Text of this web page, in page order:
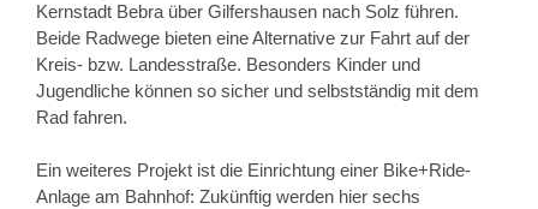
Kernstadt Bebra über Gilfershausen nach Solz führen.
Beide Radwege bieten eine Alternative zur Fahrt auf der
Kreis- bzw. Landesstraße. Besonders Kinder und
Jugendliche können so sicher und selbstständig mit dem
Rad fahren.
Ein weiteres Projekt ist die Einrichtung einer Bike+Ride-
Anlage am Bahnhof: Zukünftig werden hier sechs